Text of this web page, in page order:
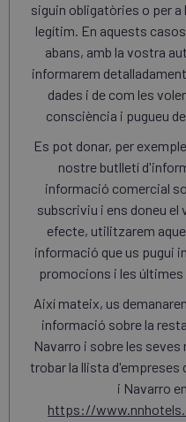
siguin obligatòries o per a
legítim. En aquests
abans, amb la vostra
informarem
dades i de com les
consciència i pugueu
Es pot donar, per
nostre butlletí
informació comercial
subscriviu i ens doneu
efecte, utilitzarem
informació que us pugui
promocions i les
Així mateix, us
informació sobre la
Navarro i sobre les
trobar la llista d'empreses
i Navarro
https://